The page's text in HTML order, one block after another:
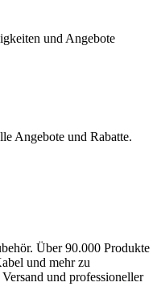
und Angebote
Angebote und Rabatte.
Über 90.000 Produkte
und mehr zu
und professioneller